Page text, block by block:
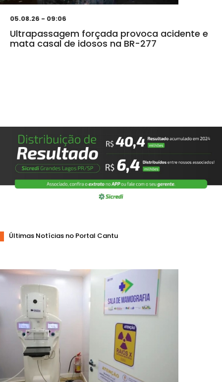
05.08.26 - 09:06
Ultrapassagem forçada provoca acidente e
mata casal de idosos na BR-277
Últimas Notícias no Portal Cantu